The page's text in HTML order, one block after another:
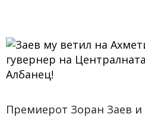
Премиерот Зоран Заев